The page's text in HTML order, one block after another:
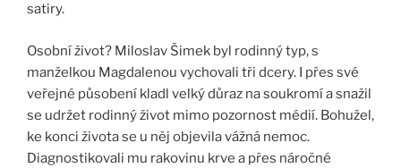
satiry.
Osobní život? Miloslav Šimek byl rodinný typ, s
manželkou Magdalenou vychovali tři dcery. I přes své
veřejné působení kladl velký důraz na soukromí a snažil
se udržet rodinný život mimo pozornost médií. Bohužel,
ke konci života se u něj objevila vážná nemoc.
Diagnostikovali mu rakovinu krve a přes náročné